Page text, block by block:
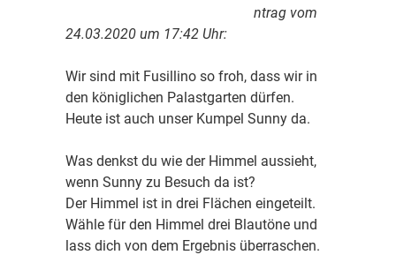
ntrag vom
24.03.2020 um 17:42 Uhr:
Wir sind mit Fusillino so froh, dass wir in
den königlichen Palastgarten dürfen.
Heute ist auch unser Kumpel Sunny da.
Was denkst du wie der Himmel aussieht,
wenn Sunny zu Besuch da ist?
Der Himmel ist in drei Flächen eingeteilt.
Wähle für den Himmel drei Blautöne und
lass dich von dem Ergebnis überraschen.